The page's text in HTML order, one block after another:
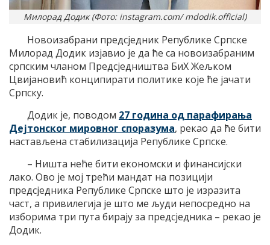
Милорад Додик (Фото: instagram.com/ mdodik.official)
Новоизабрани предсједник Републике Српске
Милорад Додик изјавио је да ће са новоизабраним
српским чланом Предсједништва БиХ Жељком
Цвијановић конципирати политике које ће јачати
Српску.
Додик је, поводом 27 година од парафирања
Дејтонског мировног споразума, рекао да ће бити
настављена стабилизација Републике Српске.
– Ништа неће бити економски и финансијски
лако. Ово је мој трећи мандат на позицији
предсједника Републике Српске што је изразита
част, а привилегија је што ме људи непосредно на
изборима три пута бирају за предсједника – рекао је
Додик.